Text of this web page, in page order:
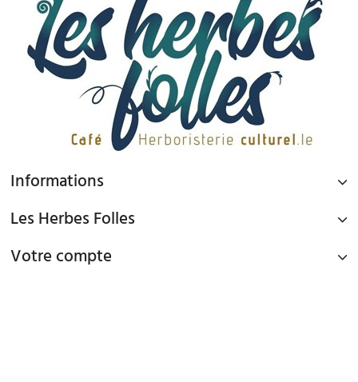
Informations
Les Herbes Folles
Votre compte